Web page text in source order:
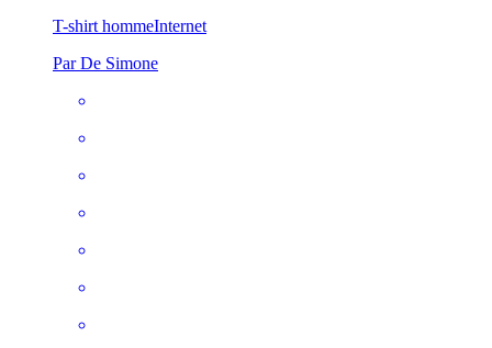
T-shirt hommeInternet
Par De Simone